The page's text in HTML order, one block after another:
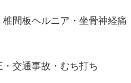
間板ヘルニア・坐骨神経痛
交通事故・むち打ち